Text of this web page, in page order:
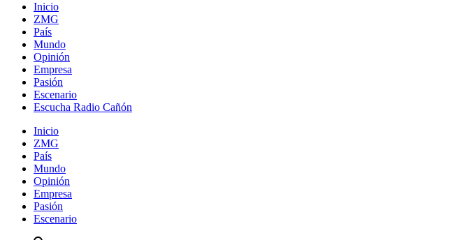
Inicio
ZMG
País
Mundo
Opinión
Empresa
Pasión
Escenario
Escucha Radio Cañón
Inicio
ZMG
País
Mundo
Opinión
Empresa
Pasión
Escenario